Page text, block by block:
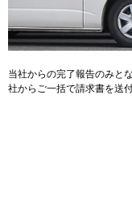
当社からの完了報告のみと
社からご一括で請求書を送